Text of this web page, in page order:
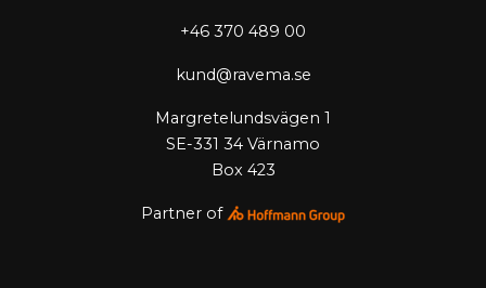
+46 370 489 00
kund@ravema.se
Margretelundsvägen 1
SE-331 34 Värnamo
Box 423
Partner of